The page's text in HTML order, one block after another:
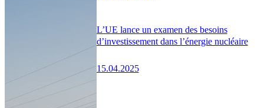
L’UE lance un examen des besoins
d’investissement dans l’énergie nucléaire
15.04.2025